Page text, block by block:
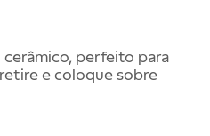
perfeito para
e coloque sobre